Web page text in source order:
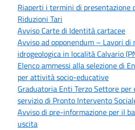
Riaperti i termini di presentazione
Riduzioni Tari
Avviso Carte di Identità cartacee
Avviso ad opponendum – Lavori di
idrogeologica in località Calvario
Elenco ammessi alla selezione di
per attività socio-educative
Graduatoria Enti Terzo Settore
servizio di Pronto Intervento
Avviso di pre-informazione per il
uscita